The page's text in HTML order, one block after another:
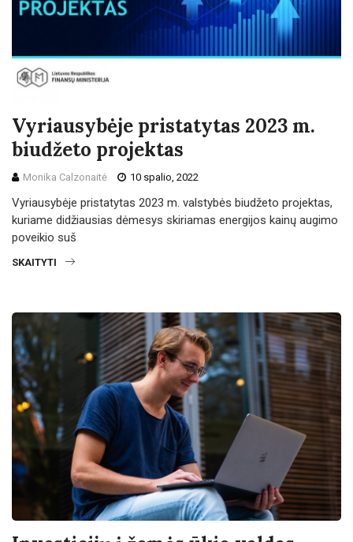
Vyriausybėje pristatytas 2023 m.
biudžeto projektas
Monika Calzonaitė 10 spalio, 2022
Vyriausybėje pristatytas 2023 m. valstybės biudžeto projektas,
kuriame didžiausias dėmesys skiriamas energijos kainų augimo
poveikio suš
SKAITYTI